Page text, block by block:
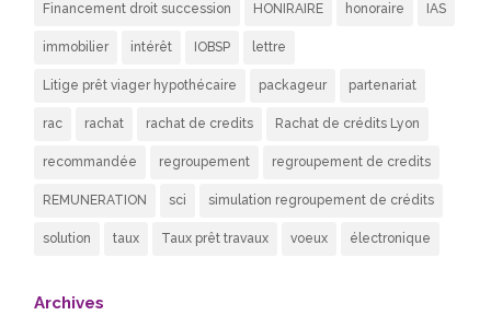
Financement droit succession HONIRAIRE honoraire IAS
immobilier intérêt IOBSP lettre
Litige prêt viager hypothécaire packageur partenariat
rac rachat rachat de credits Rachat de crédits Lyon
recommandée regroupement regroupement de credits
REMUNERATION sci simulation regroupement de crédits
solution taux Taux prêt travaux voeux électronique
Archives